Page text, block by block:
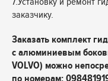
заказчику.
Заказать комплект
с алюминиевым
VOLVO) можно
по номерам: